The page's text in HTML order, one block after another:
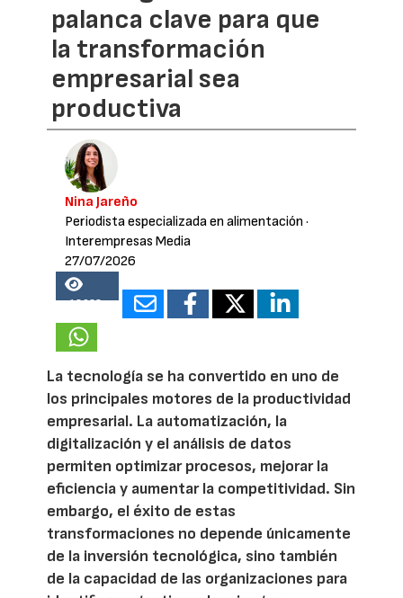
palanca clave para que
la transformación
empresarial sea
productiva
Nina Jareño
Periodista especializada en alimentación ·
Interempresas Media
27/07/2026
18628
La tecnología se ha convertido en uno de
los principales motores de la productividad
empresarial. La automatización, la
digitalización y el análisis de datos
permiten optimizar procesos, mejorar la
eficiencia y aumentar la competitividad. Sin
embargo, el éxito de estas
transformaciones no depende únicamente
de la inversión tecnológica, sino también
de la capacidad de las organizaciones para